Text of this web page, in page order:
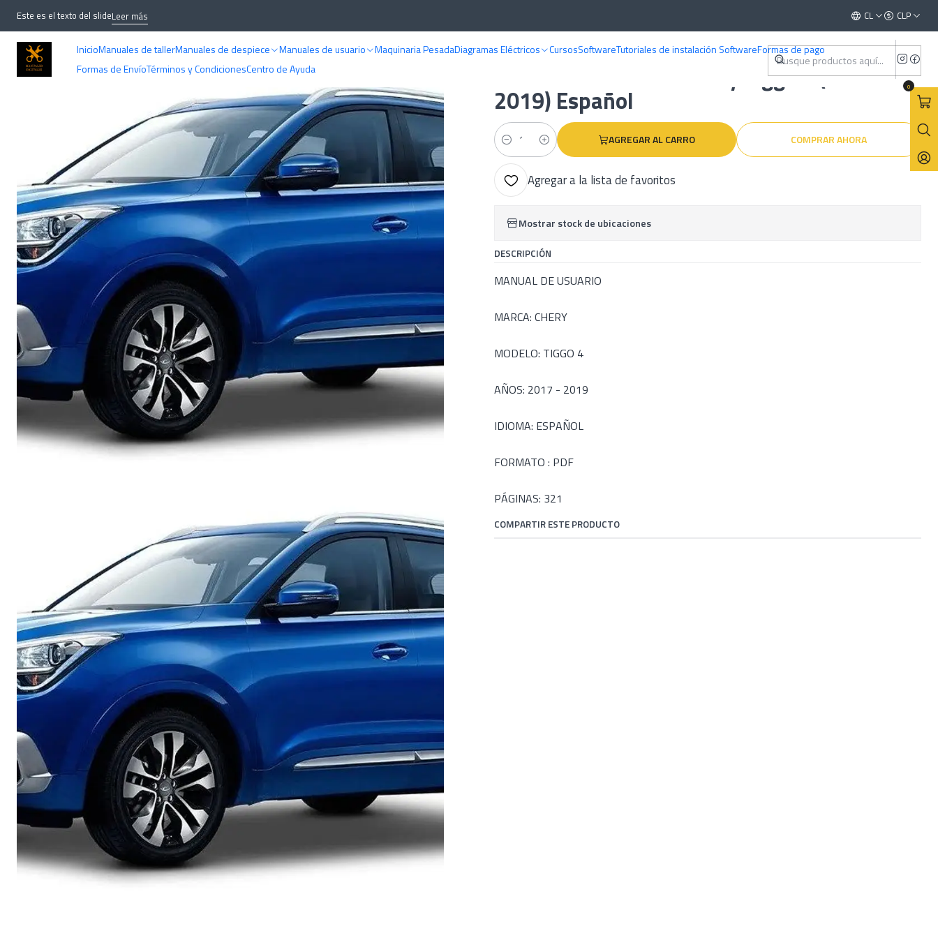
InicioManuales de tallerManuales de despiece Manuales de usuario Maquinaria PesadaDiagramas Eléctricos CursosSoftwareTutoriales de instalación SoftwareFormas de pago
Formas de EnvíoTérminos y CondicionesCentro de Ayuda
0
Este es el texto del slideLeer más CL CLP
Manual De Usuario Chery Tiggo 4 (2017 -
2019) Español
Cantidad
AGREGAR AL CARRO COMPRAR AHORA
Agregar a la lista de favoritos
Mostrar stock de ubicaciones
DESCRIPCIÓN
MANUAL DE USUARIO
MARCA: CHERY
MODELO: TIGGO 4
AÑOS: 2017 - 2019
IDIOMA: ESPAÑOL
FORMATO : PDF
PÁGINAS: 321
COMPARTIR ESTE PRODUCTO